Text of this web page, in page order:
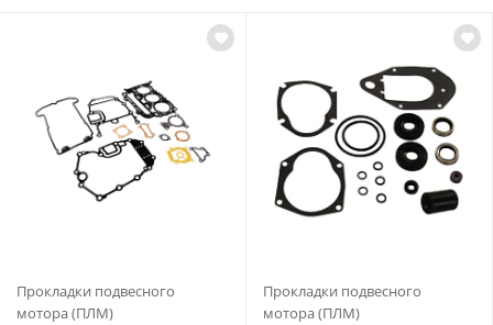
Прокладки подвесного
мотора (ПЛМ)
Прокладки подвесного
мотора (ПЛМ)